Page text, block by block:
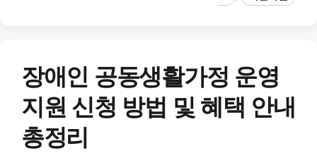
장애인 공동생활가정 운영
지원 신청 방법 및 혜택 안내
총정리